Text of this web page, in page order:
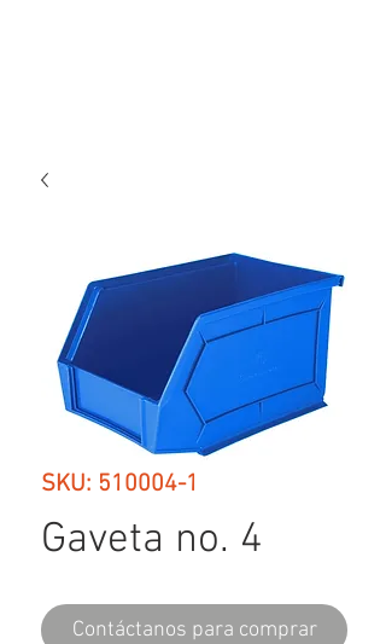
SKU: 510004-1
Gaveta no. 4
Contáctanos para comprar